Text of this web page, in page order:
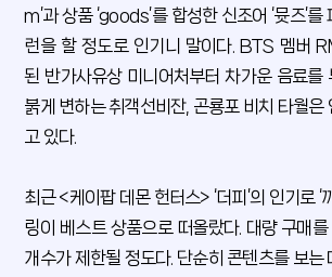
m’과 상품 ‘goods’를 합성한 신조어 ‘뮷즈’
런을 할 정도로 인기니 말이다. BTS 멤버
된 반가사유상 미니어처부터 차가운 음료를
붉게 변하는 취객선비잔, 곤룡포 비치 타월은
고 있다.
최근 <케이팝 데몬 헌터스> ‘더피’의 인기로 ‘
링이 베스트 상품으로 떠올랐다. 대량 구매
개수가 제한될 정도다. 단순히 콘텐츠를 보는